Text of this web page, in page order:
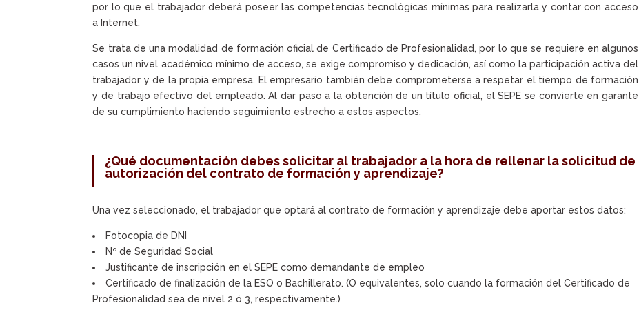
por lo que el trabajador deberá poseer las competencias tecnológicas mínimas para realizarla y contar con acceso
a Internet.
Se trata de una modalidad de formación oficial de Certificado de Profesionalidad, por lo que se requiere en algunos
casos un nivel académico mínimo de acceso, se exige compromiso y dedicación, así como la participación activa del
trabajador y de la propia empresa. El empresario también debe comprometerse a respetar el tiempo de formación
y de trabajo efectivo del empleado. Al dar paso a la obtención de un título oficial, el SEPE se convierte en garante
de su cumplimiento haciendo seguimiento estrecho a estos aspectos.
¿Qué documentación debes solicitar al trabajador a la hora de rellenar la solicitud de
autorización del contrato de formación y aprendizaje?
Una vez seleccionado, el trabajador que optará al contrato de formación y aprendizaje debe aportar estos datos:
Fotocopia de DNI
Nº de Seguridad Social
Justificante de inscripción en el SEPE como demandante de empleo
Certificado de finalización de la ESO o Bachillerato. (O equivalentes, solo cuando la formación del Certificado de
Profesionalidad sea de nivel 2 ó 3, respectivamente.)